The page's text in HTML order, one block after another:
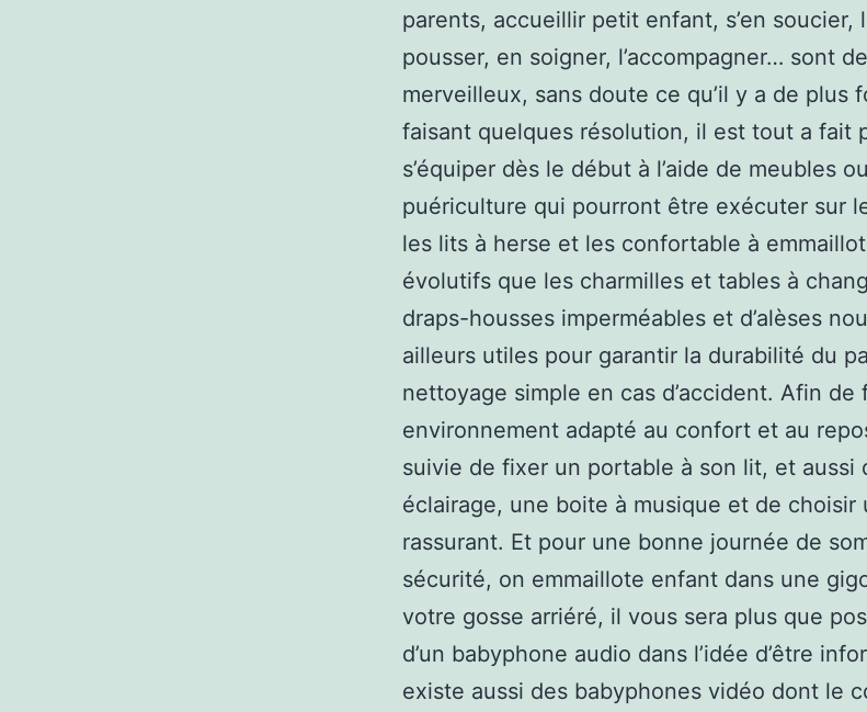
parents, accueillir petit enfant, s’en soucier,
pousser, en soigner, l’accompagner… sont
merveilleux, sans doute ce qu’il y a de plus
faisant quelques résolution, il est tout a fait
s’équiper dès le début à l’aide de meubles
puériculture qui pourront être exécuter sur
les lits à herse et les confortable à
évolutifs que les charmilles et tables à
draps-housses imperméables et d’alèses
ailleurs utiles pour garantir la durabilité du
nettoyage simple en cas d’accident. Afin de
environnement adapté au confort et au
suivie de fixer un portable à son lit, et aussi
éclairage, une boite à musique et de choisir
rassurant. Et pour une bonne journée de
sécurité, on emmaillote enfant dans une
votre gosse arriéré, il vous sera plus que
d’un babyphone audio dans l’idée d’être
existe aussi des babyphones vidéo dont le